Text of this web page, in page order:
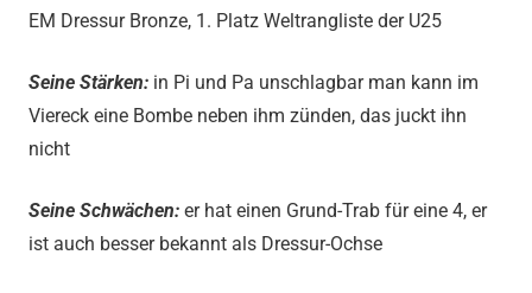
EM Dressur Bronze, 1. Platz Weltrangliste der U25
Seine Stärken: in Pi und Pa unschlagbar man kann im
Viereck eine Bombe neben ihm zünden, das juckt ihn
nicht
Seine Schwächen: er hat einen Grund-Trab für eine 4, er
ist auch besser bekannt als Dressur-Ochse